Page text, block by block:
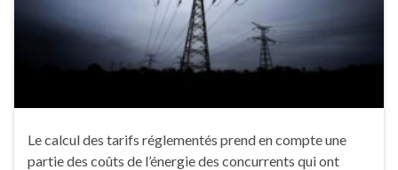
Le calcul des tarifs réglementés prend en compte une
partie des coûts de l’énergie des concurrents qui ont